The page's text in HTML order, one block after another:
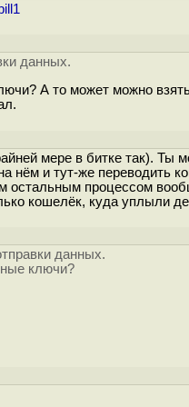
данных.
А то может можно
мере в битке так). Ты
нём и тут-же переводить
остальным процессом
кошелёк, куда уплыли
данных.
ключи?